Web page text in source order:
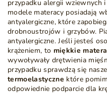
przypadku alergii wziewnych
modele materacy posiadają
antyalergiczne, które
drobnoustrojów i grzybów.
antyalergiczne. Jeśli jesteś
krążeniem, to miękkie
wywoływały drętwienia
przypadku sprawdzą się nasze
termoelastyczne które
odpowiednie podparcie dla